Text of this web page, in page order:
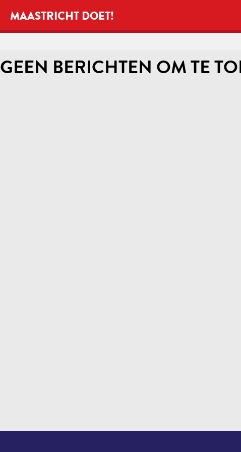
MAASTRICHT DOET!
GEEN BERICHTEN OM TE